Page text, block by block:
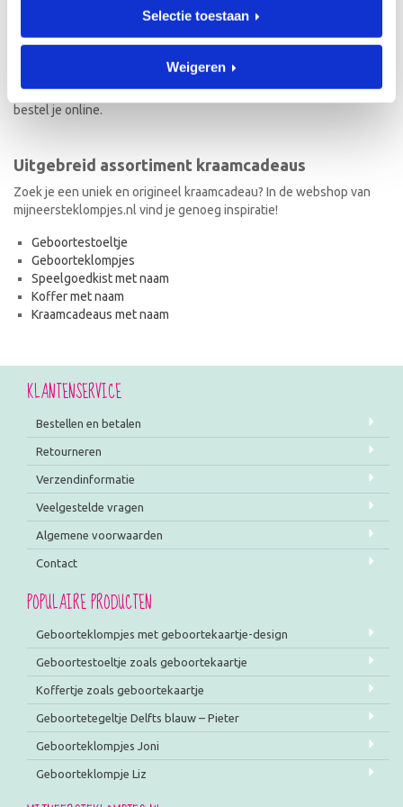
Selectie toestaan
Weigeren
Naast geboorteklompjes vind je op mijneersteklompjes.nl de meest
originele kraamcadeaus met naam. Van geboortestoeltjes en
met naam wordt met de hand geschilderd en is dus uniek! Ook de
kraamcadeaus met naam en in de stijl van het geboortekaartje
bestel je online.
Uitgebreid assortiment kraamcadeaus
Zoek je een uniek en origineel kraamcadeau? In de webshop van
mijneersteklompjes.nl vind je genoeg inspiratie!
Geboortestoeltje
Geboorteklompjes
Speelgoedkist met naam
Koffer met naam
Kraamcadeaus met naam
KLANTENSERVICE
Bestellen en betalen
Retourneren
Verzendinformatie
Veelgestelde vragen
Algemene voorwaarden
Contact
POPULAIRE PRODUCTEN
Geboorteklompjes met geboortekaartje-design
Geboortestoeltje zoals geboortekaartje
Koffertje zoals geboortekaartje
Geboortetegeltje Delfts blauw – Pieter
Geboorteklompjes Joni
Geboorteklompje Liz